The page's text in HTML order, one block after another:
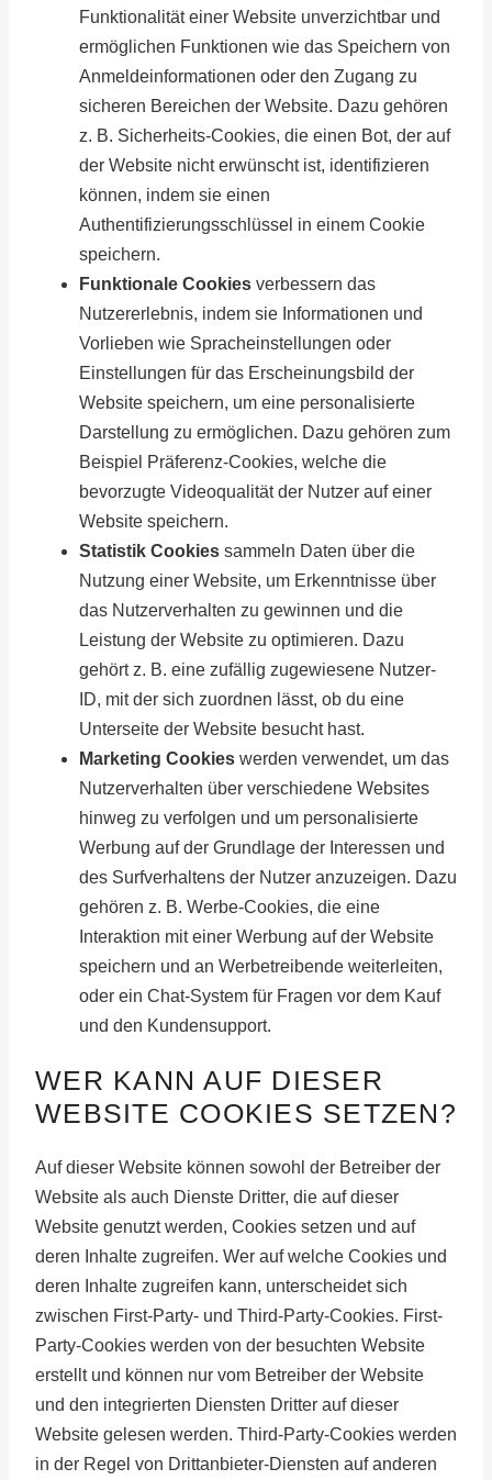
Funktionalität einer Website unverzichtbar und
ermöglichen Funktionen wie das Speichern von
Anmeldeinformationen oder den Zugang zu
sicheren Bereichen der Website. Dazu gehören
z. B. Sicherheits-Cookies, die einen Bot, der auf
der Website nicht erwünscht ist, identifizieren
können, indem sie einen
Authentifizierungsschlüssel in einem Cookie
speichern.
Funktionale Cookies verbessern das
Nutzererlebnis, indem sie Informationen und
Vorlieben wie Spracheinstellungen oder
Einstellungen für das Erscheinungsbild der
Website speichern, um eine personalisierte
Darstellung zu ermöglichen. Dazu gehören zum
Beispiel Präferenz-Cookies, welche die
bevorzugte Videoqualität der Nutzer auf einer
Website speichern.
Statistik Cookies sammeln Daten über die
Nutzung einer Website, um Erkenntnisse über
das Nutzerverhalten zu gewinnen und die
Leistung der Website zu optimieren. Dazu
gehört z. B. eine zufällig zugewiesene Nutzer-
ID, mit der sich zuordnen lässt, ob du eine
Unterseite der Website besucht hast.
Marketing Cookies werden verwendet, um das
Nutzerverhalten über verschiedene Websites
hinweg zu verfolgen und um personalisierte
Werbung auf der Grundlage der Interessen und
des Surfverhaltens der Nutzer anzuzeigen. Dazu
gehören z. B. Werbe-Cookies, die eine
Interaktion mit einer Werbung auf der Website
speichern und an Werbetreibende weiterleiten,
oder ein Chat-System für Fragen vor dem Kauf
und den Kundensupport.
WER KANN AUF DIESER
WEBSITE COOKIES SETZEN?
Auf dieser Website können sowohl der Betreiber der
Website als auch Dienste Dritter, die auf dieser
Website genutzt werden, Cookies setzen und auf
deren Inhalte zugreifen. Wer auf welche Cookies und
deren Inhalte zugreifen kann, unterscheidet sich
zwischen First-Party- und Third-Party-Cookies. First-
Party-Cookies werden von der besuchten Website
erstellt und können nur vom Betreiber der Website
und den integrierten Diensten Dritter auf dieser
Website gelesen werden. Third-Party-Cookies werden
in der Regel von Drittanbieter-Diensten auf anderen